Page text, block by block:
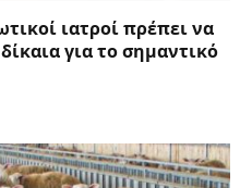
ιατροί πρέπει να
για το σημαντικό